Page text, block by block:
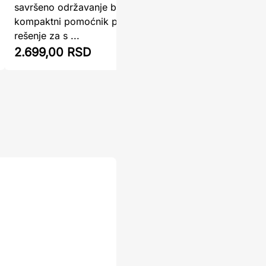
savršeno održavanje baterijeOvaj
kompaktni pomoćnik predstavlja pametno
rešenje za s ...
2.699,00 RSD